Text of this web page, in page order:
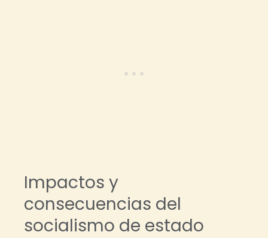
Impactos y
consecuencias del
socialismo de estado